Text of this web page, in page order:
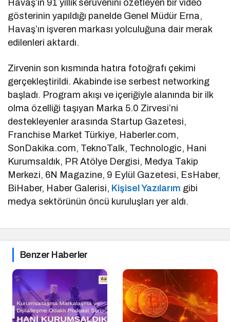
Havaş’ın 91 yıllık serüvenini özetleyen bir video
gösterinin yapıldığı panelde Genel Müdür Erna,
Havaş’ın işveren markası yolculuğuna dair merak
edilenleri aktardı.
Zirvenin son kısmında hatıra fotoğrafı çekimi
gerçekleştirildi. Akabinde ise serbest networking
başladı. Program akışı ve içeriğiyle alanında bir ilk
olma özelliği taşıyan Marka 5.0 Zirvesi’ni
destekleyenler arasında Startup Gazetesi,
Franchise Market Türkiye, Haberler.com,
SonDakika.com, TeknoTalk, Technologic, Hani
Kurumsaldık, PR Atölye Dergisi, Medya Takip
Merkezi, 6N Magazine, 9 Eylül Gazetesi, EsHaber,
BiHaber, Haber Galerisi, Kişisel Yazılarım gibi
medya sektörünün öncü kuruluşları yer aldı.
Benzer Haberler